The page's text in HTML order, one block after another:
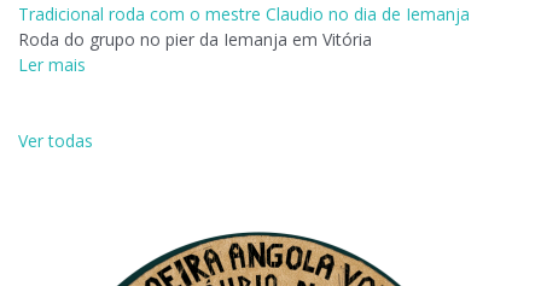
Tradicional roda com o mestre Claudio no dia de Iemanja
Roda do grupo no pier da Iemanja em Vitória
Ler mais
Ver todas